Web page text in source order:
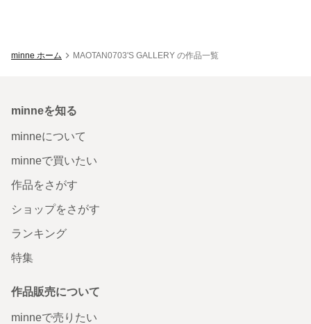
minne ホーム MAOTAN0703'S GALLERY の作品一覧
minneを知る
minneについて
minneで買いたい
作品をさがす
ショップをさがす
ランキング
特集
作品販売について
minneで売りたい